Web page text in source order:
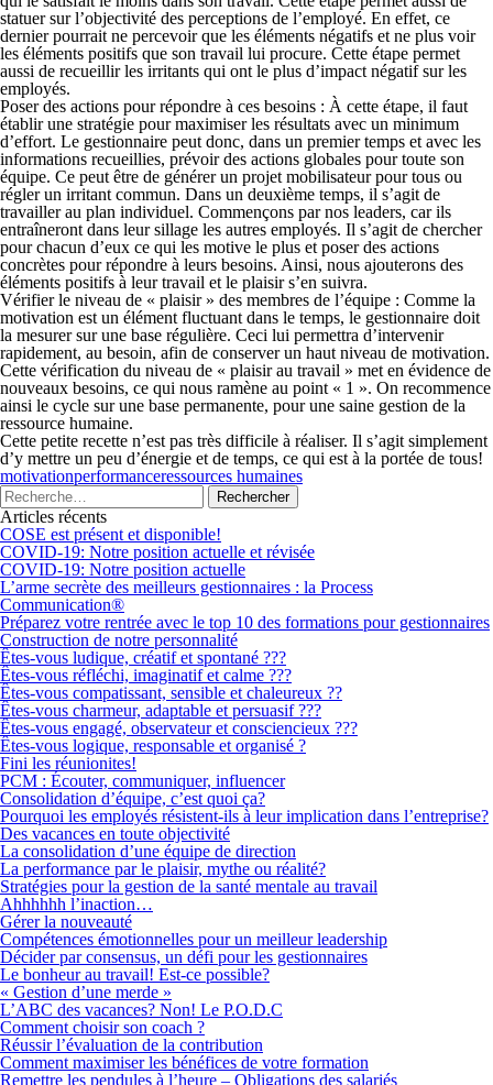
statuer sur l’objectivité des perceptions de l’employé. En effet, ce
dernier pourrait ne percevoir que les éléments négatifs et ne plus voir
les éléments positifs que son travail lui procure. Cette étape permet
aussi de recueillir les irritants qui ont le plus d’impact négatif sur les
employés.
Poser des actions pour répondre à ces besoins : À cette étape, il faut
établir une stratégie pour maximiser les résultats avec un minimum
d’effort. Le gestionnaire peut donc, dans un premier temps et avec les
informations recueillies, prévoir des actions globales pour toute son
équipe. Ce peut être de générer un projet mobilisateur pour tous ou
régler un irritant commun. Dans un deuxième temps, il s’agit de
travailler au plan individuel. Commençons par nos leaders, car ils
entraîneront dans leur sillage les autres employés. Il s’agit de chercher
pour chacun d’eux ce qui les motive le plus et poser des actions
concrètes pour répondre à leurs besoins. Ainsi, nous ajouterons des
éléments positifs à leur travail et le plaisir s’en suivra.
Vérifier le niveau de « plaisir » des membres de l’équipe : Comme la
motivation est un élément fluctuant dans le temps, le gestionnaire doit
la mesurer sur une base régulière. Ceci lui permettra d’intervenir
rapidement, au besoin, afin de conserver un haut niveau de motivation.
Cette vérification du niveau de « plaisir au travail » met en évidence de
nouveaux besoins, ce qui nous ramène au point « 1 ». On recommence
ainsi le cycle sur une base permanente, pour une saine gestion de la
ressource humaine.
Cette petite recette n’est pas très difficile à réaliser. Il s’agit simplement
d’y mettre un peu d’énergie et de temps, ce qui est à la portée de tous!
motivationperformanceressources humaines
Articles récents
COSE est présent et disponible!
COVID-19: Notre position actuelle et révisée
COVID-19: Notre position actuelle
L’arme secrète des meilleurs gestionnaires : la Process
Communication®
Préparez votre rentrée avec le top 10 des formations pour gestionnaires
Construction de notre personnalité
Êtes-vous ludique, créatif et spontané ???
Êtes-vous réfléchi, imaginatif et calme ???
Êtes-vous compatissant, sensible et chaleureux ??
Êtes-vous charmeur, adaptable et persuasif ???
Êtes-vous engagé, observateur et consciencieux ???
Êtes-vous logique, responsable et organisé ?
Fini les réunionites!
PCM : Écouter, communiquer, influencer
Consolidation d’équipe, c’est quoi ça?
Pourquoi les employés résistent-ils à leur implication dans l’entreprise?
Des vacances en toute objectivité
La consolidation d’une équipe de direction
La performance par le plaisir, mythe ou réalité?
Stratégies pour la gestion de la santé mentale au travail
Ahhhhhh l’inaction…
Gérer la nouveauté
Compétences émotionnelles pour un meilleur leadership
Décider par consensus, un défi pour les gestionnaires
Le bonheur au travail! Est-ce possible?
« Gestion d’une merde »
L’ABC des vacances? Non! Le P.O.D.C
Comment choisir son coach ?
Réussir l’évaluation de la contribution
Comment maximiser les bénéfices de votre formation
Remettre les pendules à l’heure – Obligations des salariés